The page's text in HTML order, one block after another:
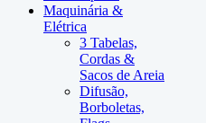
Maquinária &
Elétrica
3 Tabelas,
Cordas &
Sacos de Areia
Difusão,
Borboletas,